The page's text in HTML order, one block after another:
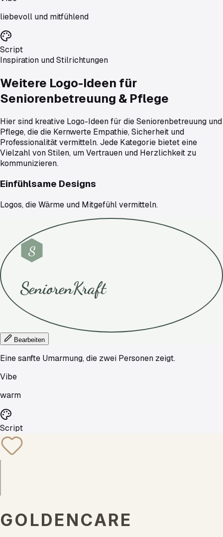
liebevoll und mitfühlend
Script
Inspiration und Stilrichtungen
Weitere Logo-Ideen für
Seniorenbetreuung & Pflege
Hier sind kreative Logo-Ideen für die Seniorenbetreuung und
Pflege, die die Kernwerte Empathie, Sicherheit und
Professionalität vermitteln. Jede Kategorie bietet eine
Vielzahl von Stilen, um Vertrauen und Herzlichkeit zu
kommunizieren.
Einfühlsame Designs
Logos, die Wärme und Mitgefühl vermitteln.
S
SeniorenKraft
Bearbeiten
Eine sanfte Umarmung, die zwei Personen zeigt.
Vibe
warm
Script
GOLDENCARE